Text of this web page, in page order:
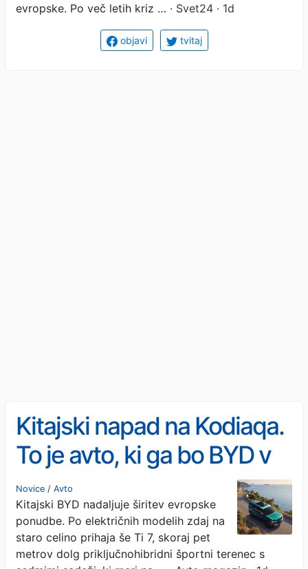
evropske. Po več letih kriz … · Svet24 · 1d
objavi tvitaj
Kitajski napad na Kodiaqa.
To je avto, ki ga bo BYD v
kratkem pripeljal v Evropo
Novice / Avto
Kitajski BYD nadaljuje širitev evropske
ponudbe. Po električnih modelih zdaj na
staro celino prihaja še Ti 7, skoraj pet
metrov dolg priključnohibridni športni terenec s